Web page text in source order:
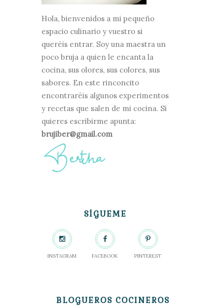
Hola, bienvenidos a mi pequeño
espacio culinario y vuestro si
queréis entrar. Soy una maestra un
poco bruja a quien le encanta la
cocina, sus olores, sus colores, sus
sabores. En este rinconcito
encontraréis algunos experimentos
y recetas que salen de mi cocina. Si
quieres escribirme apunta:
brujiber@gmail.com
SÍGUEME
INSTAGRAM FACEBOOK PINTEREST
BLOGUEROS COCINEROS